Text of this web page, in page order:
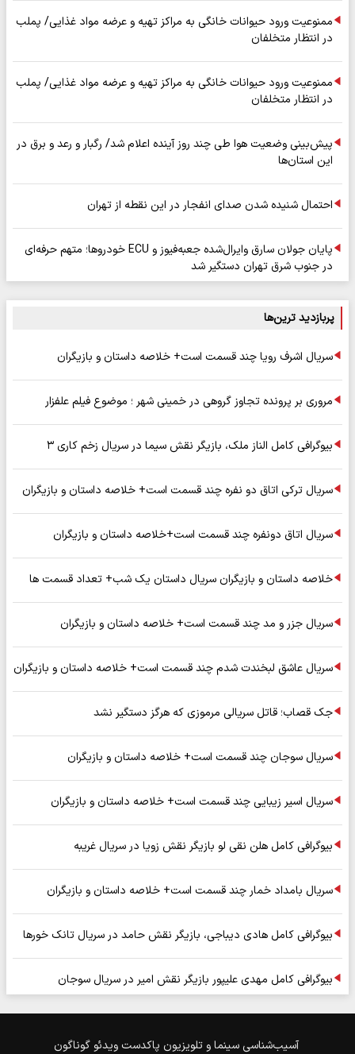
ممنوعیت ورود حیوانات خانگی به مراکز تهیه و عرضه مواد غذایی/ پملب
در انتظار متخلفان
ممنوعیت ورود حیوانات خانگی به مراکز تهیه و عرضه مواد غذایی/ پملب
در انتظار متخلفان
پیش‌بینی وضعیت هوا طی چند روز آینده اعلام شد/ رگبار و رعد و برق در
این استان‌ها
احتمال شنیده شدن صدای انفجار در این نقطه از تهران
پایان جولان سارق وایرال‌شده جعبه‌فیوز و ECU خودروها؛ متهم حرفه‌ای
در جنوب شرق تهران دستگیر شد
پربازدید ترین‌ها
سریال اشرف رویا چند قسمت است+ خلاصه داستان و بازیگران
مروری بر پرونده تجاوز گروهی در خمینی شهر ؛ موضوع فیلم علفزار
بیوگرافی کامل الناز ملک، بازیگر نقش سیما در سریال زخم کاری ۳
سریال ترکی اتاق دو نفره چند قسمت است+ خلاصه داستان و بازیگران
سریال اتاق دونفره چند قسمت است+خلاصه داستان و بازیگران
خلاصه داستان و بازیگران سریال داستان یک شب+ تعداد قسمت ها
سریال جزر و مد چند قسمت است+ خلاصه داستان و بازیگران
سریال عاشق لبخندت شدم چند قسمت است+ خلاصه داستان و بازیگران
جک قصاب؛ قاتل سریالی مرموزی که هرگز دستگیر نشد
سریال سوجان چند قسمت است+ خلاصه داستان و بازیگران
سریال اسیر زیبایی چند قسمت است+ خلاصه داستان و بازیگران
بیوگرافی کامل هلن نقی لو بازیگر نقش زویا در سریال غریبه
سریال بامداد خمار چند قسمت است+ خلاصه داستان و بازیگران
بیوگرافی کامل هادی دیباجی، بازیگر نقش حامد در سریال تانک خورها
بیوگرافی کامل مهدی علیپور بازیگر نقش امیر در سریال سوجان
آسیب‌شناسی سینما و تلویزیون پاکدست ویدئو گوناگون